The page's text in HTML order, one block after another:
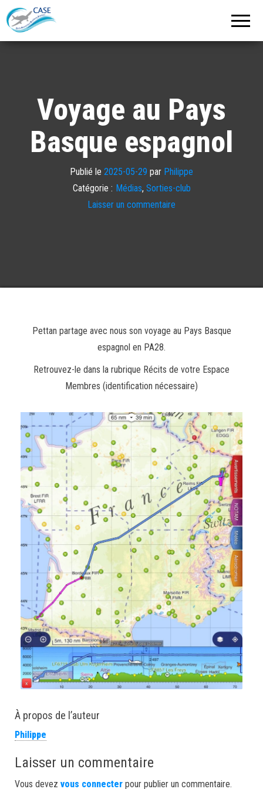
Voyage au Pays
Basque espagnol
Publié le 2025-05-29 par Philippe
Catégorie : Médias, Sorties-club
Laisser un commentaire
Pettan partage avec nous son voyage au Pays Basque
espagnol en PA28.
Retrouvez-le dans la rubrique Récits de votre Espace
Membres (identification nécessaire)
À propos de l’auteur
Philippe
Laisser un commentaire
Vous devez vous connecter pour publier un commentaire.